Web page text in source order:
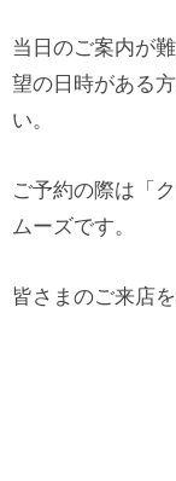
当日のご案内が
望の日時がある
い。
ご予約の際は「
ムーズです。
皆さまのご来店